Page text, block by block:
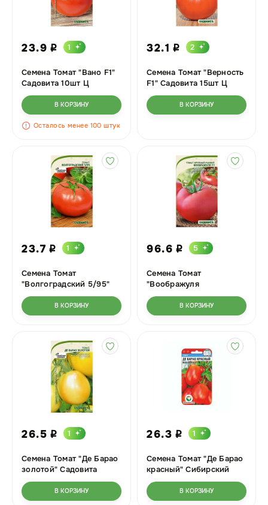
23.9 i 1
Семена Томат "Вано F1"
Садовита 10шт Ц
В КОРЗИНУ
Осталось менее 100 штук
32.1 i 2
Семена Томат "Верность
F1" Садовита 15шт Ц
В КОРЗИНУ
23.7 i 1
Семена Томат
"Волгоградский 5/95"
Садовита 0,2гр Ц
В КОРЗИНУ
96.6 i 5
Семена Томат
"Воображуля
F1(Эксклюзив)" Садовита
5шт Ц
В КОРЗИНУ
26.5 i 1
Семена Томат "Де Барао
золотой" Садовита
0,05гр Ц
В КОРЗИНУ
26.3 i 1
Семена Томат "Де Барао
красный" Сибирский
Сад Ц
В КОРЗИНУ